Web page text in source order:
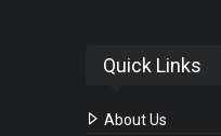
Quick Links
About Us